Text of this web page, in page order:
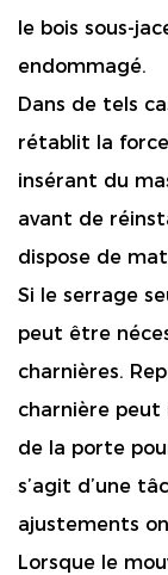
le bois sous-
endommagé.
Dans de tels
rétablit la
insérant du
avant de
dispose de
Si le serrage
peut être
charnières.
charnière peut
de la porte
s’agit d’une
ajustements
Lorsque le